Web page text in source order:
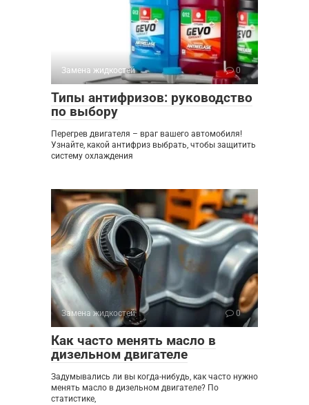
Замена жидкостей 0
Типы антифризов: руководство
по выбору
Перегрев двигателя – враг вашего автомобиля!
Узнайте, какой антифриз выбрать, чтобы защитить
систему охлаждения
Замена жидкостей 0
Как часто менять масло в
дизельном двигателе
Задумывались ли вы когда-нибудь, как часто нужно
менять масло в дизельном двигателе? По
статистике,